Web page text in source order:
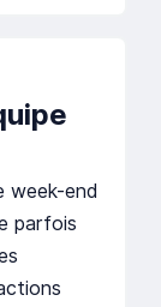
week-end
parfois